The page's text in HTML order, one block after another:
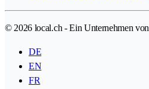
© 2026 local.ch - Ein Unternehmen von
DE
EN
FR